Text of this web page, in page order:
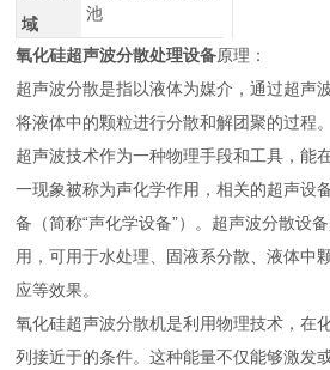
域
池
氧化硅超声波分散处理设备原理：
超声波分散是指以液体为媒介，通过超声
将液体中的颗粒进行分散和解团聚的过程。
超声波技术作为一种物理手段和工具，能
一现象被称为声化学作用，相关的超声设
备（简称“声化学设备”）。超声波分散设
用，可用于水处理、固液系分散、液体中
应等效果。
氧化硅超声波分散机是利用物理技术，在
列接近于的条件。这种能量不仅能够激发